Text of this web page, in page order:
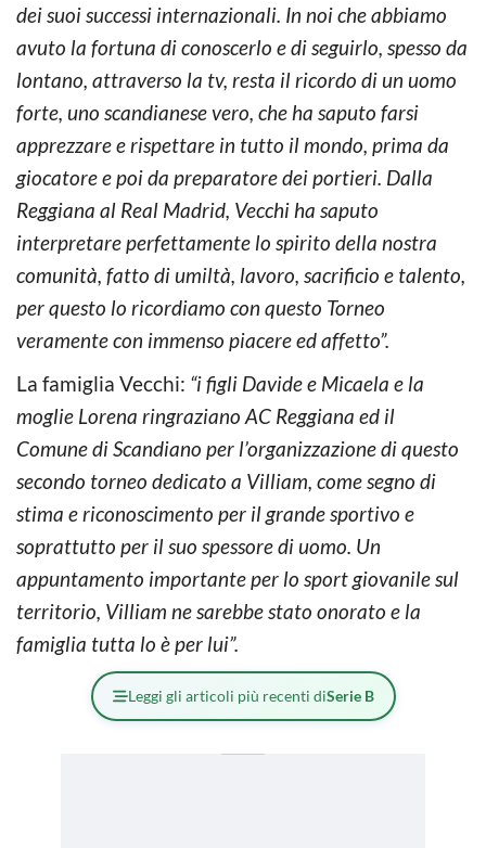
dei suoi successi internazionali. In noi che abbiamo
avuto la fortuna di conoscerlo e di seguirlo, spesso da
lontano, attraverso la tv, resta il ricordo di un uomo
forte, uno scandianese vero, che ha saputo farsi
apprezzare e rispettare in tutto il mondo, prima da
giocatore e poi da preparatore dei portieri. Dalla
Reggiana al Real Madrid, Vecchi ha saputo
interpretare perfettamente lo spirito della nostra
comunità, fatto di umiltà, lavoro, sacrificio e talento,
per questo lo ricordiamo con questo Torneo
veramente con immenso piacere ed affetto”.
La famiglia Vecchi: “i figli Davide e Micaela e la
moglie Lorena ringraziano AC Reggiana ed il
Comune di Scandiano per l’organizzazione di questo
secondo torneo dedicato a Villiam, come segno di
stima e riconoscimento per il grande sportivo e
soprattutto per il suo spessore di uomo. Un
appuntamento importante per lo sport giovanile sul
territorio, Villiam ne sarebbe stato onorato e la
famiglia tutta lo è per lui”.
Leggi gli articoli più recenti diSerie B